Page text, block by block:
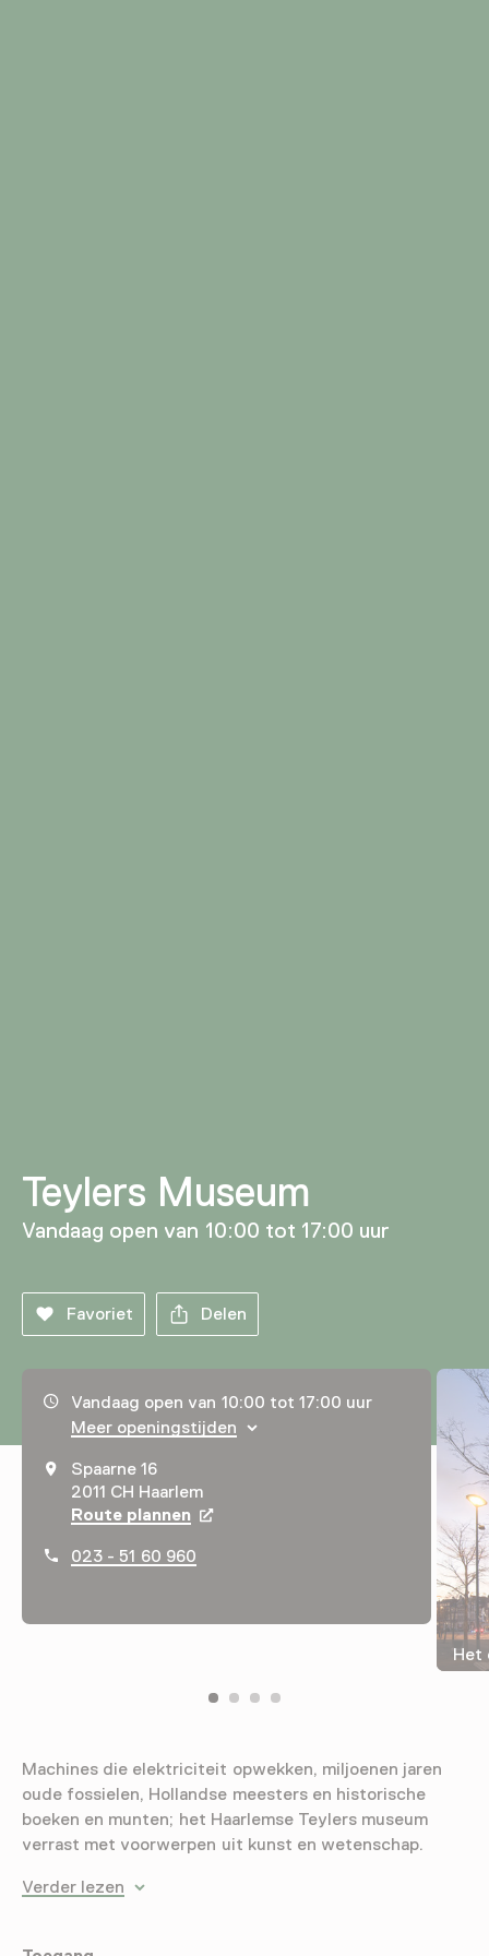
Teylers Museum
Vandaag open van 10:00 tot 17:00 uur
Favoriet Delen
Openingstijden, adres & telefoonnummer
Vandaag open van 10:00 tot 17:00 uur
Meer openingstijden
Spaarne 16
2011 CH Haarlem
Route plannen Opent in een nieuw tabblad
023 - 51 60 960
Het
Machines die elektriciteit opwekken, miljoenen jaren
oude fossielen, Hollandse meesters en historische
boeken en munten; het Haarlemse Teylers museum
verrast met voorwerpen uit kunst en wetenschap.
Verder lezen